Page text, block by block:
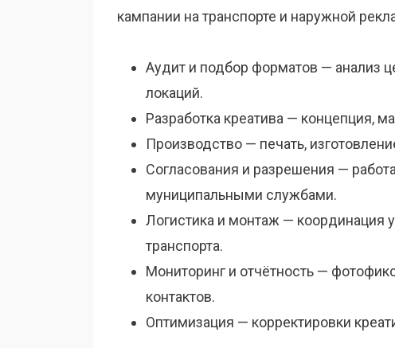
кампании на транспорте и наружной
Аудит и подбор форматов — анализ
локаций.
Разработка креатива — концепция,
Производство — печать,
Согласования и разрешения —
муниципальными службами.
Логистика и монтаж — координация
транспорта.
Мониторинг и отчётность —
контактов.
Оптимизация — корректировки